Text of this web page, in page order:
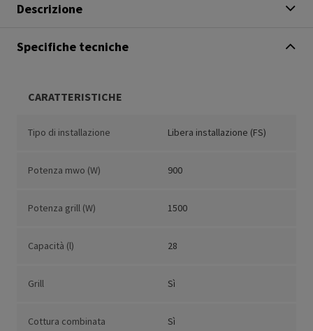
Descrizione
Specifiche tecniche
CARATTERISTICHE
Tipo di installazione Libera installazione (FS)
Potenza mwo (W) 900
Potenza grill (W) 1500
Capacità (l) 28
Grill Sì
Cottura combinata Sì